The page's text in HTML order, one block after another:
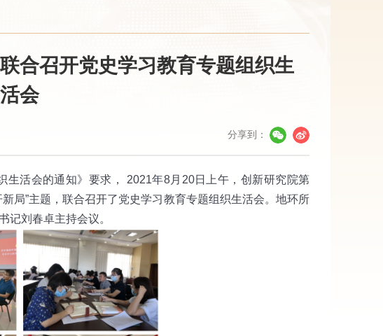
合召开党史学习教育专题组织生
活会
分享到：
活会的通知》要求， 2021年8月 20日上午，创新研究院第
局”主题，联合召开了党史学习教育专题组织生活会。地环所
记刘春卓主持会议。